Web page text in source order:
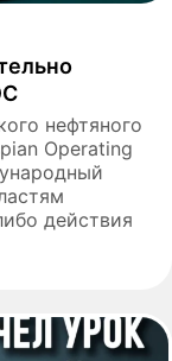
нефтяного
Operating
действия